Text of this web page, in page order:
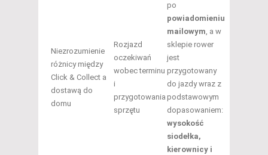
Niezrozumienie
różnicy między
Click & Collect a
dostawą do
domu
Rozjazd
oczekiwań
wobec terminu
i
przygotowania
sprzętu
po
powiadomieniu
mailowym, a w
sklepie rower
jest
przygotowany
do jazdy wraz z
podstawowym
dopasowaniem:
wysokość
siodełka,
kierownicy i